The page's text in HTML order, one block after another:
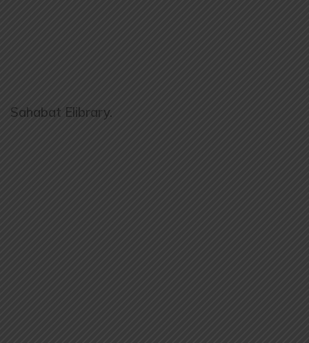
Sahabat Elibrary.